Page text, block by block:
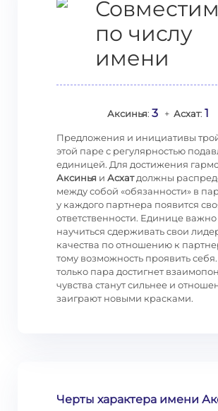
по числу
имени
Аксинья: 3 + Асхат: 1
Предложения и инициативы
этой паре с регулярностью
единицей. Для достижения
Аксинья и Асхатдолжны
между собой «обязанности» в
у каждого партнера появится
ответственности. Единице важно
научиться сдерживать свои
качества по отношению к
тому возможность проявить
только пара достигнет
чувства станут сильнее и
заиграют новыми красками.
Черты характера имени